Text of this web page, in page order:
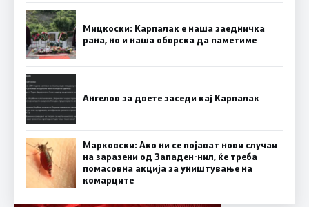
Мицкоски: Карпалак е наша заедничка
рана, но и наша обврска да паметиме
Ангелов за двете заседи кај Карпалак
Марковски: Ако ни се појават нови случаи
на заразени од Западен-нил, ќе треба
помасовна акција за уништување на
комарците